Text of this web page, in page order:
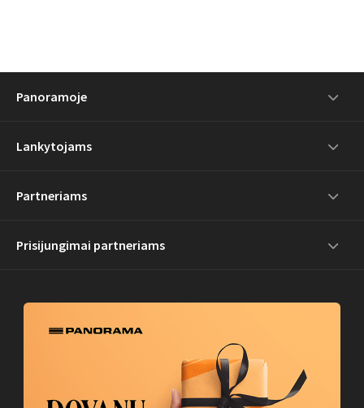
Panoramoje
Lankytojams
Partneriams
Prisijungimai partneriams